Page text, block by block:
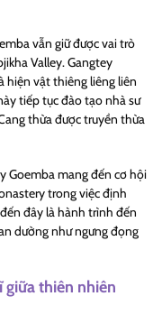
vẫn giữ được vai trò
Valley. Gangtey
hiện vật thiêng liêng liên
tiếp tục đào tạo nhà sư
thừa được truyền thừa
Goemba mang đến cơ hội
trong việc định
đây là hành trình đến
dường như ngưng đọng
giữa thiên nhiên